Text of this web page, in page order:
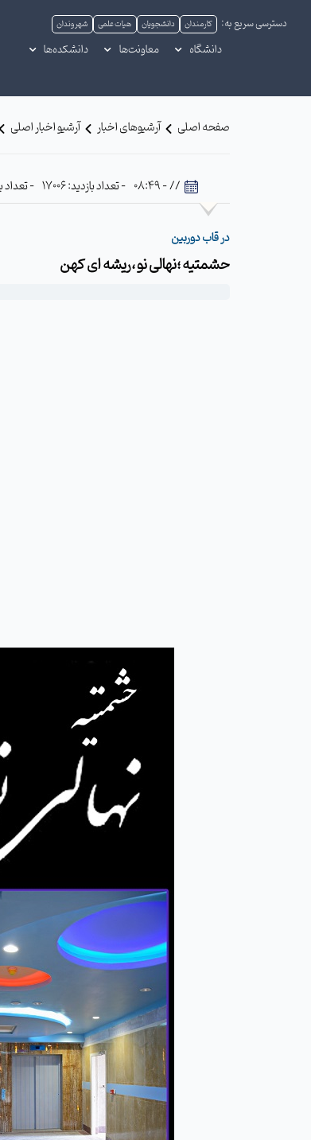
دسترسی سریع به: کارمندان دانشجویان هیات علمی شهروندان
دانشگاه معاونت‌ها دانشکده‌ها
صفحه اصلی آرشیوهای اخبار آرشیو اخبار اصلی
// - 08:49 - تعداد بازدید: 17006 - تعداد بازدیدکننده: 410
در قاب دوربین
حشمتیه ؛نهالی نو ،ریشه ای کهن